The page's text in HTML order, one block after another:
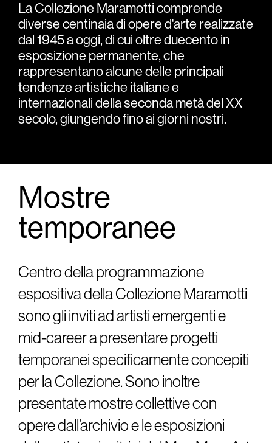
La Collezione Maramotti comprende
diverse centinaia di opere d'arte realizzate
dal 1945 a oggi, di cui oltre duecento in
esposizione permanente, che
rappresentano alcune delle principali
tendenze artistiche italiane e
internazionali della seconda metà del XX
secolo, giungendo fino ai giorni nostri.
Mostre
temporanee
Centro della programmazione
espositiva della Collezione Maramotti
sono gli inviti ad artisti emergenti e
mid-career a presentare progetti
temporanei specificamente concepiti
per la Collezione. Sono inoltre
presentate mostre collettive con
opere dall’archivio e le esposizioni